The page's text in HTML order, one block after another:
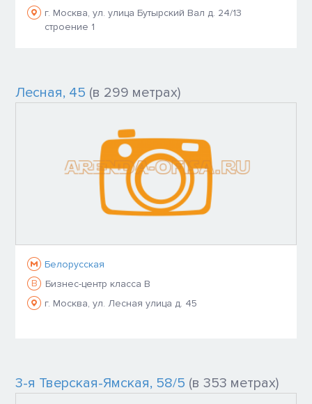
г. Москва, ул. улица Бутырский Вал д. 24/13
строение 1
Лесная, 45 (в 299 метрах)
Белорусская
B
Бизнес-центр класса B
г. Москва, ул. Лесная улица д. 45
3-я Тверская-Ямская, 58/5 (в 353 метрах)